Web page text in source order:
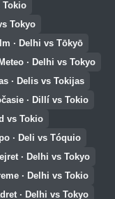
Tokio
Tokyo
Ilm · Delhi vs Tōkyō
Meteo · Delhi vs Tokyo
· Delis vs Tokijas
· Dillí vs Tokio
vs Tokio
· Deli vs Tóquio
· Delhi vs Tokyo
· Delhi vs Tokio
· Delhi vs Tokyo